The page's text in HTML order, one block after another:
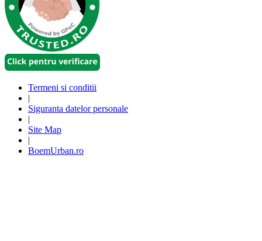
Termeni si conditii
|
Siguranta datelor personale
|
Site Map
|
BoemUrban.ro